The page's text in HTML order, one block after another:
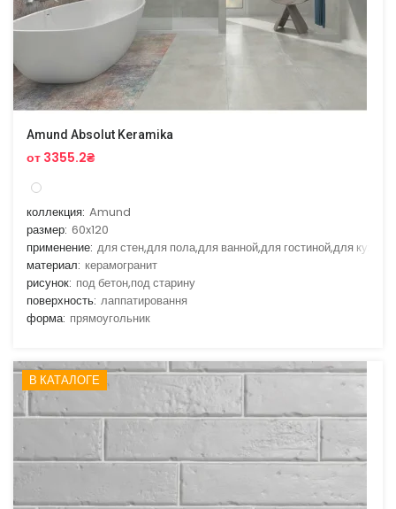
Amund Absolut Keramika
от 3355.2₴
коллекция: Amund
размер: 60x120
применение: для стен,для пола,для ванной,для гостиной,для кухни
материал: керамогранит
рисунок: под бетон,под старину
поверхность: лаппатировання
форма: прямоугольник
В КАТАЛОГЕ